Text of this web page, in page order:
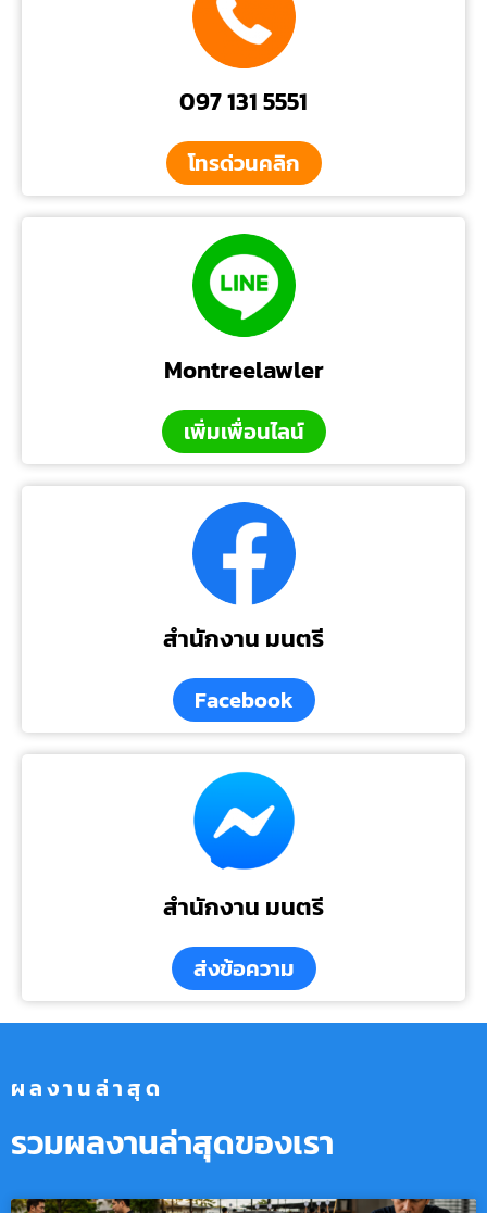
097 131 5551
โทรด่วนคลิก
Montreelawler
เพิ่มเพื่อนไลน์
สำนักงาน มนตรี
Facebook
สำนักงาน มนตรี
ส่งข้อความ
ผลงานล่าสุด
รวมผลงานล่าสุดของเรา